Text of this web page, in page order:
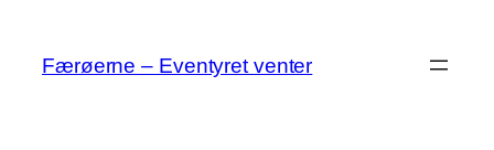
indhold
Færøerne – Eventyret venter